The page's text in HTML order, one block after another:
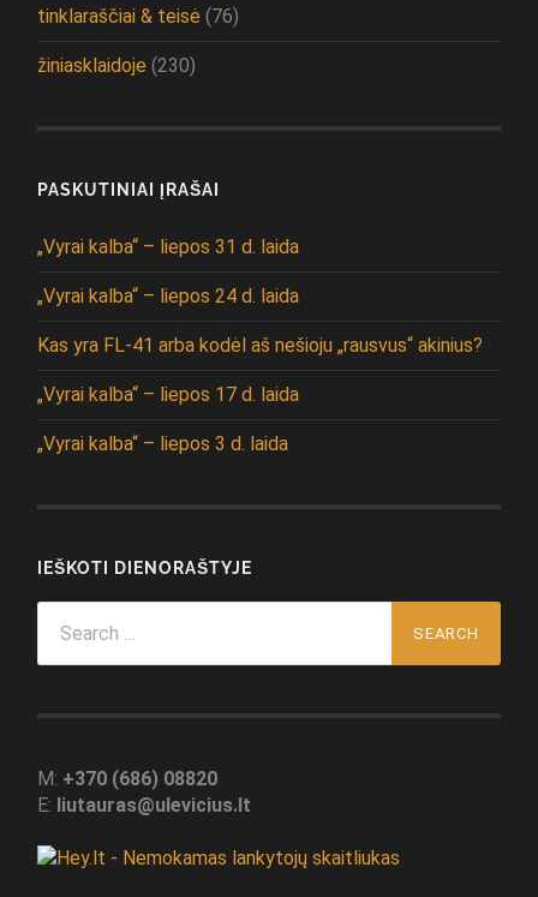
tinklaraščiai & teisė (76)
žiniasklaidoje (230)
PASKUTINIAI ĮRAŠAI
„Vyrai kalba“ – liepos 31 d. laida
„Vyrai kalba“ – liepos 24 d. laida
Kas yra FL-41 arba kodėl aš nešioju „rausvus“ akinius?
„Vyrai kalba“ – liepos 17 d. laida
„Vyrai kalba“ – liepos 3 d. laida
IEŠKOTI DIENORAŠTYJE
for:
M: +370 (686) 08820
E: liutauras@ulevicius.lt